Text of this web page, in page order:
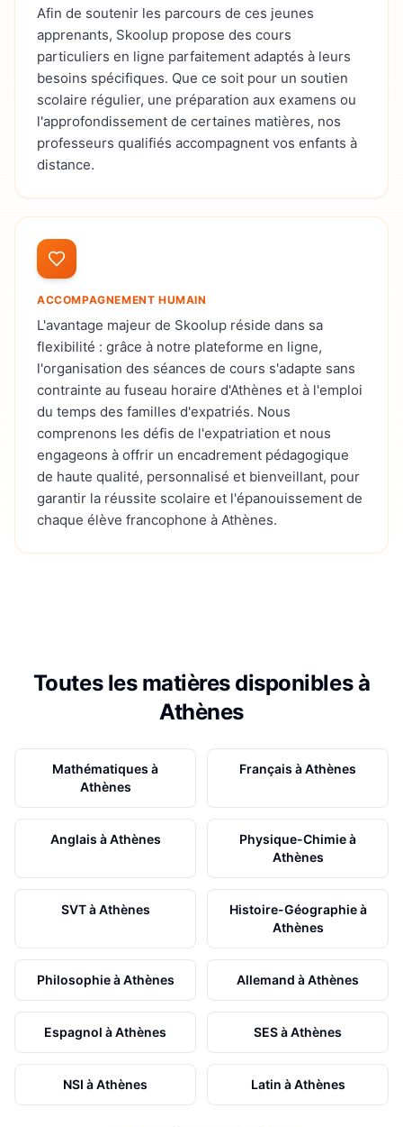
Afin de soutenir les parcours de ces jeunes
apprenants, Skoolup propose des cours
particuliers en ligne parfaitement adaptés à leurs
besoins spécifiques. Que ce soit pour un soutien
scolaire régulier, une préparation aux examens ou
l'approfondissement de certaines matières, nos
professeurs qualifiés accompagnent vos enfants à
distance.
ACCOMPAGNEMENT HUMAIN
L'avantage majeur de Skoolup réside dans sa
flexibilité : grâce à notre plateforme en ligne,
l'organisation des séances de cours s'adapte sans
contrainte au fuseau horaire d'Athènes et à l'emploi
du temps des familles d'expatriés. Nous
comprenons les défis de l'expatriation et nous
engageons à offrir un encadrement pédagogique
de haute qualité, personnalisé et bienveillant, pour
garantir la réussite scolaire et l'épanouissement de
chaque élève francophone à Athènes.
Toutes les matières disponibles à
Athènes
Mathématiques à
Athènes
Français àAthènes
Anglais àAthènes Physique-Chimieà
Athènes
SVTàAthènes Histoire-Géographieà
Athènes
PhilosophieàAthènes Allemand àAthènes
Espagnol àAthènes SESàAthènes
NSI àAthènes Latin àAthènes